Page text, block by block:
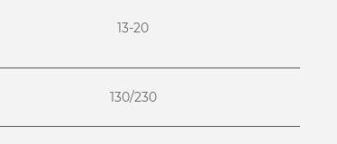
13-20
130/230